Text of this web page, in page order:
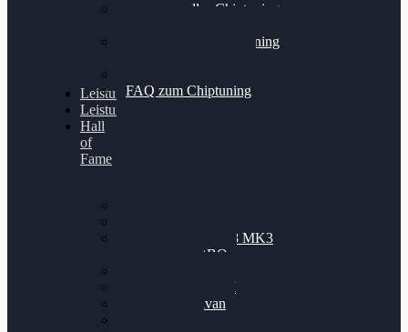
Professionelles Chiptuning
Professionelles Chiptuning
FAQ zum Chiptuning
Leistungsmessung
Leistungsprüfstand
Hall
of
Fame
Nissan GT-R35 3.8 MK3
V6 TWINTURBO
VW Passat 2.0TDI
VW T6 Multivan